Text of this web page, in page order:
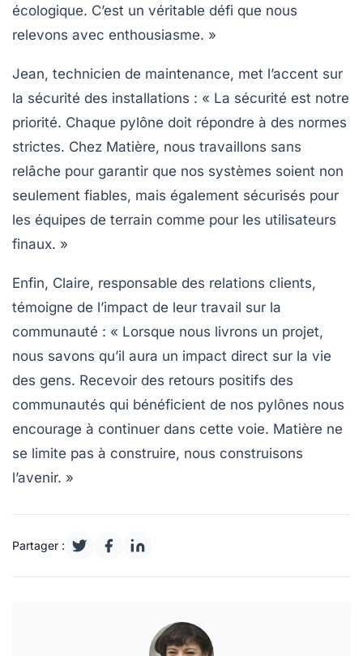
écologique. C’est un véritable défi que nous
relevons avec enthousiasme. »
Jean, technicien de maintenance, met l’accent sur
la sécurité des installations : « La sécurité est notre
priorité. Chaque pylône doit répondre à des normes
strictes. Chez Matière, nous travaillons sans
relâche pour garantir que nos systèmes soient non
seulement fiables, mais également sécurisés pour
les équipes de terrain comme pour les utilisateurs
finaux. »
Enfin, Claire, responsable des relations clients,
témoigne de l’impact de leur travail sur la
communauté : « Lorsque nous livrons un projet,
nous savons qu’il aura un impact direct sur la vie
des gens. Recevoir des retours positifs des
communautés qui bénéficient de nos pylônes nous
encourage à continuer dans cette voie. Matière ne
se limite pas à construire, nous construisons
l’avenir. »
Partager :